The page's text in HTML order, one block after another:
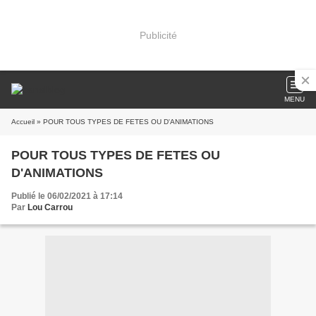
Publicité
MENU
Accueil » POUR TOUS TYPES DE FETES OU D'ANIMATIONS
POUR TOUS TYPES DE FETES OU
D'ANIMATIONS
Publié le 06/02/2021 à 17:14
Par Lou Carrou